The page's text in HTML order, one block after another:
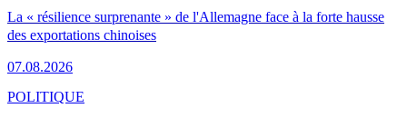
La « résilience surprenante » de l'Allemagne face à la forte hausse
des exportations chinoises
07.08.2026
POLITIQUE